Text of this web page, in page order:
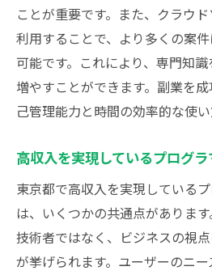
ことが重要です。また、クラウ
利用することで、より多くの案
可能です。これにより、専門知
増やすことができます。副業を
己管理能力と時間の効率的な使い
高収入を実現しているプログ
東京都で高収入を実現している
は、いくつかの共通点がありま
技術者ではなく、ビジネスの視
が挙げられます。ユーザーのニ